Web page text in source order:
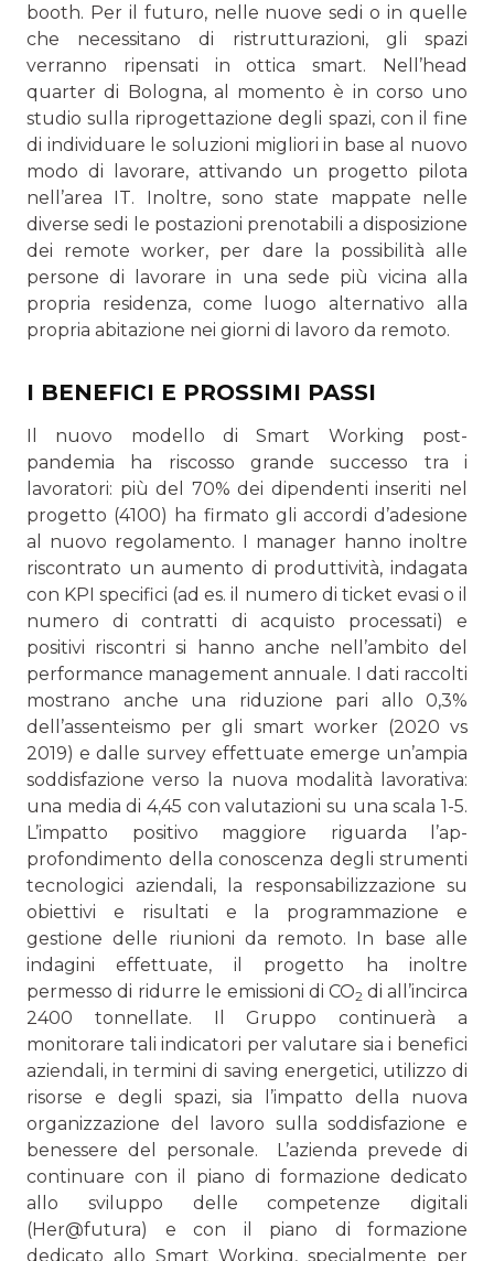
booth. Per il futuro, nelle nuove sedi o in quelle
che necessitano di ristrutturazioni, gli spazi
verranno ripensati in ottica smart. Nell’head
quarter di Bologna, al momento è in corso uno
studio sulla riprogettazione degli spazi, con il fine
di individuare le soluzioni migliori in base al nuovo
modo di lavorare, attivando un progetto pilota
nell’area IT. Inoltre, sono state mappate nelle
diverse sedi le postazioni prenotabili a disposizione
dei remote worker, per dare la possibilità alle
persone di lavorare in una sede più vicina alla
propria residenza, come luogo alternativo alla
propria abitazione nei giorni di lavoro da remoto.
I BENEFICI E PROSSIMI PASSI
Il nuovo modello di Smart Working post-
pandemia ha riscosso grande successo tra i
lavoratori: più del 70% dei dipendenti inseriti nel
progetto (4100) ha firmato gli ac­cordi d’adesione
al nuovo regolamento. I manager hanno inoltre
riscontrato un aumento di produttività, indagata
con KPI specifici (ad es. il numero di ticket evasi o il
numero di contratti di acquisto processati) e
positivi riscontri si hanno anche nell’ambito del
performance management annuale. I dati raccolti
mostrano anche una riduzione pari allo 0,3%
dell’assenteismo per gli smart worker (2020 vs
2019) e dalle survey effettuate emerge un’ampia
soddisfazione verso la nuova modalità lavorativa:
una media di 4,45 con valutazioni su una scala 1-5.
L’impatto positivo maggiore riguarda l’ap­
profondimento della conoscenza degli strumenti
tecnologici aziendali, la responsabilizzazione su
obiettivi e risultati e la programmazione e
gestione delle riunioni da remoto. In base alle
indagini effettuate, il progetto ha inoltre
permesso di ridurre le emissioni di CO2 di all’incirca
2400 tonnellate. Il Gruppo continuerà a
monitorare tali indicatori per valu­tare sia i benefici
aziendali, in termini di saving energetici, utilizzo di
risorse e degli spazi, sia l’impatto della nuova
organizzazione del lavoro sulla soddisfazione e
benessere del personale. L’azienda prevede di
continuare con il piano di formazione dedicato
allo sviluppo delle competenze digitali
(Her@futu­ra) e con il piano di formazione
dedicato allo Smart Working, specialmente per